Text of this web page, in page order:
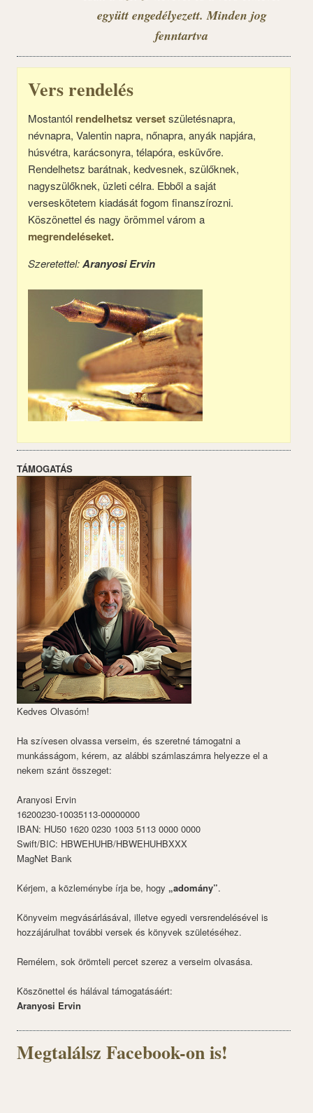
együtt engedélyezett. Minden jog
fenntartva
Vers rendelés
Mostantól rendelhetsz versetszületésnapra,
névnapra, Valentin napra, nőnapra, anyák napjára,
húsvétra, karácsonyra, télapóra, esküvőre.
Rendelhetsz barátnak, kedvesnek, szülőknek,
nagyszülőknek, üzleti célra. Ebből a saját
verseskötetem kiadását fogom finanszírozni.
Köszönettel és nagy örömmel várom a
megrendeléseket.
Szeretettel:Aranyosi Ervin
TÁMOGATÁS
Kedves Olvasóm!
Ha szívesen olvassa verseim, és szeretné támogatni a
munkásságom, kérem, az alábbi számlaszámra helyezze el a
nekem szánt összeget:
Aranyosi Ervin
16200230-10035113-00000000
IBAN: HU50 1620 0230 1003 5113 0000 0000
Swift/BIC: HBWEHUHB/HBWEHUHBXXX
MagNet Bank
Kérjem, a közleménybe írja be, hogy „adomány”.
Könyveim megvásárlásával, illetve egyedi versrendelésével is
hozzájárulhat további versek és könyvek születéséhez.
Remélem, sok örömteli percet szerez a verseim olvasása.
Köszönettel és hálával támogatásáért:
Aranyosi Ervin
Megtalálsz Facebook-on is!